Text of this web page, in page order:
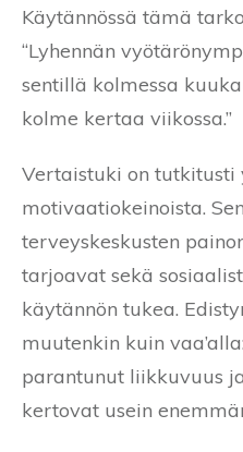
Käytännössä tämä
“Lyhennän
sentillä kolmessa
kolme kertaa viikossa.”
Vertaistuki on tutkitusti
motivaatiokeinoista.
terveyskeskusten
tarjoavat sekä
käytännön tukea.
muutenkin kuin
parantunut liikkuvuus
kertovat usein